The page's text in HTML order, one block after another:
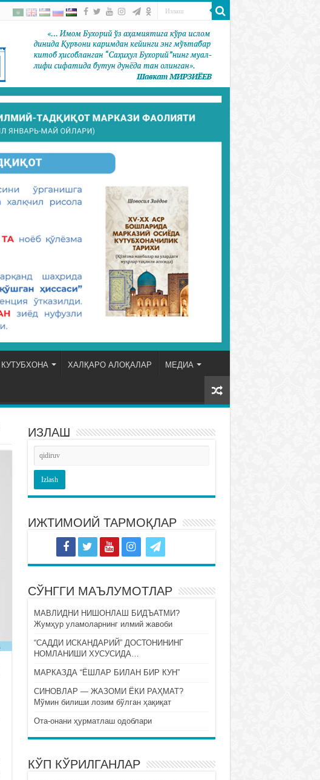
КУТУБХОНА ХАЛҚАРО АЛОҚАЛАР МЕДИА
ИЗЛАШ
ИЖТИМОИЙ ТАРМОҚЛАР
СЎНГГИ МАЪЛУМОТЛАР
МАВЛИДНИ НИШОНЛАШ БИДЪАТМИ?
Жумҳур уламоларнинг илмий жавоби
“САДДИ ИСКАНДАРИЙ” ДОСТОНИНИНГ
НОМЛАНИШИ ХУСУСИДА…
МАРКАЗДА “ЁШЛАР БИЛАН БИР КУН”
СИНОВЛАР — ЖАЗОМИ ЁКИ РАҲМАТ?
Мўмин билиши лозим бўлган ҳақиқат
Ота-онани ҳурматлаш одоблари
КЎП КЎРИЛГАНЛАР